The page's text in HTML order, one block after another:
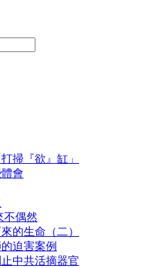
掃『欲』缸」
會
不偶然
的生命（二）
迫害案例
中共活摘器官